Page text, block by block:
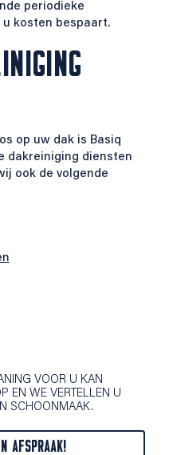
periodieke
kosten bespaart.
op uw dak is Basiq
dakreiniging diensten
ook de volgende
VOOR U KAN
EN WE VERTELLEN U
SCHOONMAAK.
AFSPRAAK!